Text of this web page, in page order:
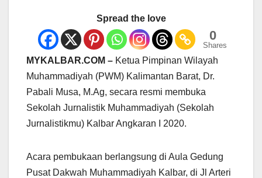
Spread the love
0
Shares
MYKALBAR.COM – Ketua Pimpinan Wilayah
Muhammadiyah (PWM) Kalimantan Barat, Dr.
Pabali Musa, M.Ag, secara resmi membuka
Sekolah Jurnalistik Muhammadiyah (Sekolah
Jurnalistikmu) Kalbar Angkaran I 2020.
Acara pembukaan berlangsung di Aula Gedung
Pusat Dakwah Muhammadiyah Kalbar, di Jl Arteri